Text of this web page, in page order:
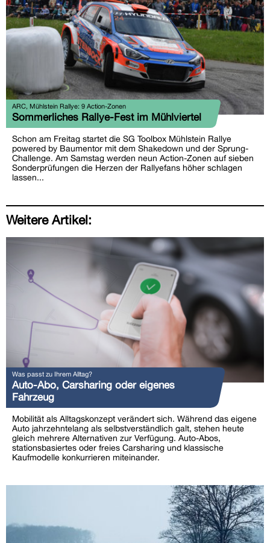
ARC, Mühlstein Rallye: 9 Action-Zonen
Sommerliches Rallye-Fest im Mühlviertel
Schon am Freitag startet die SG Toolbox Mühlstein Rallye
powered by Baumentor mit dem Shakedown und der Sprung-
Challenge. Am Samstag werden neun Action-Zonen auf sieben
Sonderprüfungen die Herzen der Rallyefans höher schlagen
lassen...
Weitere Artikel:
Was passt zu Ihrem Alltag?
Auto-Abo, Carsharing oder eigenes
Fahrzeug
Mobilität als Alltagskonzept verändert sich. Während das eigene
Auto jahrzehntelang als selbstverständlich galt, stehen heute
gleich mehrere Alternativen zur Verfügung. Auto-Abos,
stationsbasiertes oder freies Carsharing und klassische
Kaufmodelle konkurrieren miteinander.